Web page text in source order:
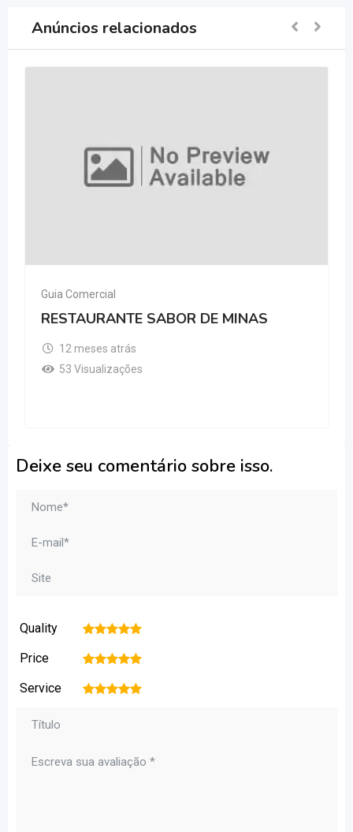
Anúncios relacionados
Guia Comercial
RESTAURANTE SABOR DE MINAS
12 meses atrás
53 Visualizações
Deixe seu comentário sobre isso.
Quality 5
4
3
2
Price 5
4
3
2
Service 5
4
3
2